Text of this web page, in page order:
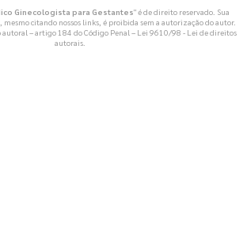
Ginecologista para Gestantes" é de direito reservado. Sua
citando nossos links, é proibida sem a autorização do autor.
– artigo 184 do Código Penal – Lei 9610/98 - Lei de direitos
autorais.